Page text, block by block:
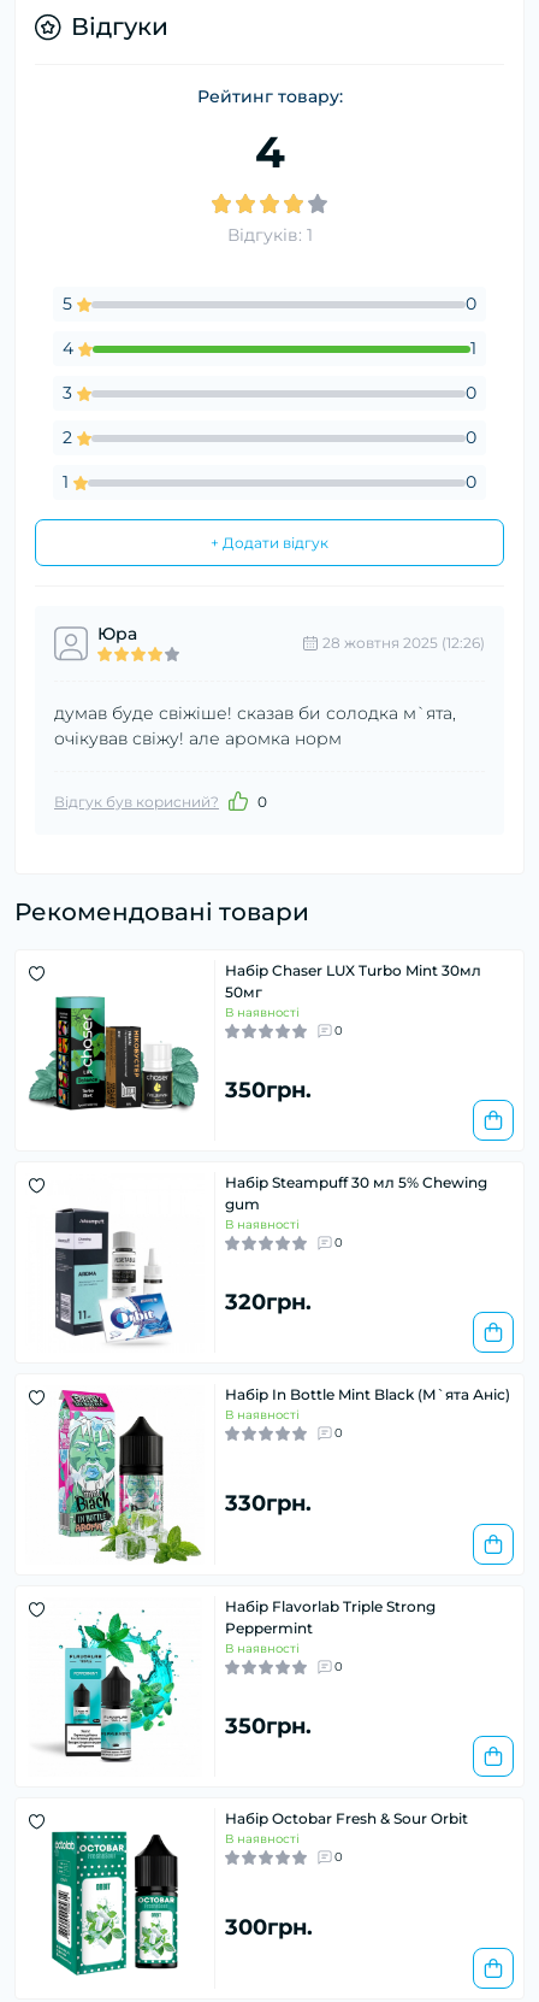
Відгуки
Рейтинг товару:
4
Відгуків: 1
5 0
4 1
3 0
2 0
1 0
+ Додати відгук
Юра 28 жовтня 2025 (12:26)
думав буде свіжіше! сказав би солодка м`ята,
очікував свіжу! але аромка норм
Відгук був корисний? 0
Рекомендовані товари
Набір Chaser LUX Turbo Mint 30мл
50мг
В наявності
0
350грн.
Набір Steampuff 30 мл 5% Chewing
gum
В наявності
0
320грн.
Набір In Bottle Mint Black (М`ята Аніс)
В наявності
0
330грн.
Набір Flavorlab Triple Strong
Peppermint
В наявності
0
350грн.
Набір Octobar Fresh & Sour Orbit
В наявності
0
300грн.